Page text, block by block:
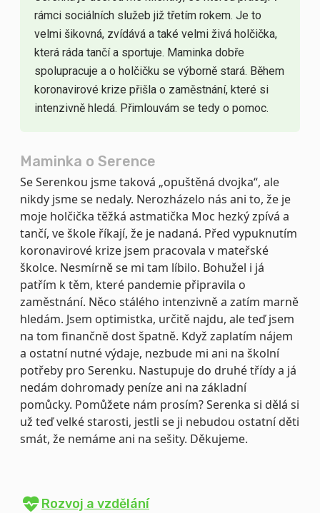
rámci sociálních služeb již třetím rokem. Je to
velmi šikovná, zvídává a také velmi živá holčička,
která ráda tančí a sportuje. Maminka dobře
spolupracuje a o holčičku se výborně stará. Během
koronavirové krize přišla o zaměstnání, které si
intenzivně hledá. Přimlouvám se tedy o pomoc.
Rozvoj a vzdělání
Maminka o Serence
Se Serenkou jsme taková „opuštěná dvojka“, ale
nikdy jsme se nedaly. Nerozházelo nás ani to, že je
moje holčička těžká astmatička Moc hezký zpívá a
tančí, ve škole říkají, že je nadaná. Před vypuknutím
koronavirové krize jsem pracovala v mateřské
školce. Nesmírně se mi tam líbilo. Bohužel i já
patřím k těm, které pandemie připravila o
zaměstnání. Něco stálého intenzivně a zatím marně
hledám. Jsem optimistka, určitě najdu, ale teď jsem
na tom finančně dost špatně. Když zaplatím nájem
a ostatní nutné výdaje, nezbude mi ani na školní
potřeby pro Serenku. Nastupuje do druhé třídy a já
nedám dohromady peníze ani na základní
pomůcky. Pomůžete nám prosím? Serenka si dělá si
už teď velké starosti, jestli se ji nebudou ostatní děti
smát, že nemáme ani na sešity. Děkujeme.